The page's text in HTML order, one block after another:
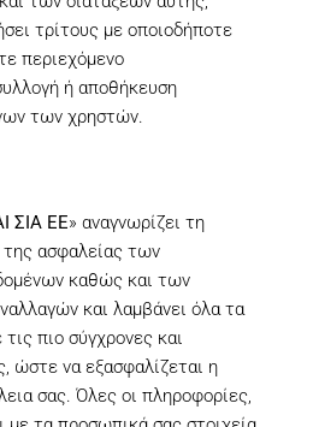
τρίτους με οποιοδήποτε
περιεχόμενο
ή αποθήκευση
των χρηστών.
ΣΙΑ ΕΕ» αναγνωρίζει τη
ασφαλείας των
καθώς και των
και λαμβάνει όλα τα
πιο σύγχρονες και
ώστε να εξασφαλίζεται η
σας. Όλες οι πληροφορίες,